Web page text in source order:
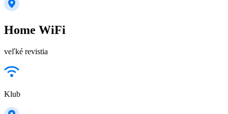
Home WiFi
veľké revistia
Klub